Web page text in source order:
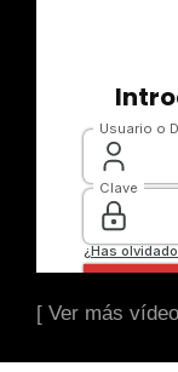
[ Ver más